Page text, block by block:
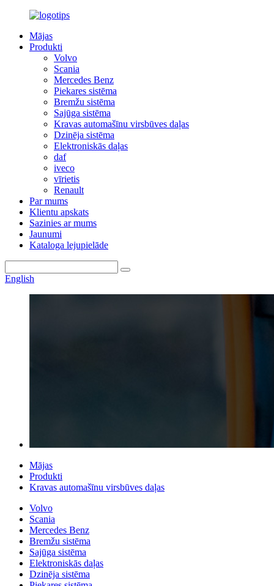
Mājas
Produkti
Volvo
Scania
Mercedes Benz
Piekares sistēma
Bremžu sistēma
Sajūga sistēma
Kravas automašīnu virsbūves daļas
Dzinēja sistēma
Elektroniskās daļas
daf
iveco
vīrietis
Renault
Par mums
Klientu apskats
Sazinies ar mums
Jaunumi
Kataloga lejupielāde
English
Mājas
Produkti
Kravas automašīnu virsbūves daļas
Volvo
Scania
Mercedes Benz
Bremžu sistēma
Sajūga sistēma
Elektroniskās daļas
Dzinēja sistēma